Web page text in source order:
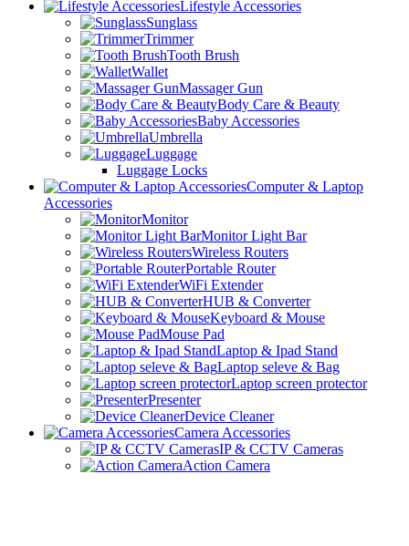
Lifestyle Accessories
Sunglass
Trimmer
Tooth Brush
Wallet
Massager Gun
Body Care & Beauty
Baby Accessories
Umbrella
Luggage
Luggage Locks
Computer & Laptop
Accessories
Monitor
Monitor Light Bar
Wireless Routers
Portable Router
WiFi Extender
HUB & Converter
Keyboard & Mouse
Mouse Pad
Laptop & Ipad Stand
Laptop seleve & Bag
Laptop screen protector
Presenter
Device Cleaner
Camera Accessories
IP & CCTV Cameras
Action Camera